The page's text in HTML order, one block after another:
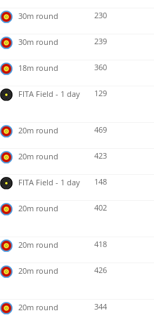
30m round 230
30m round 239
18m round 360
FITA Field - 1 day 129
20m round 469
20m round 423
FITA Field - 1 day 148
20m round 402
20m round 418
20m round 426
20m round 344